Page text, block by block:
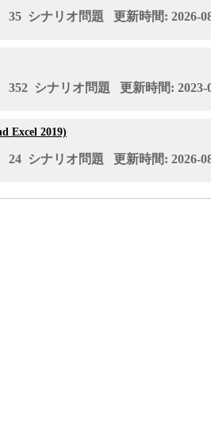
35 シナリオ問題 更新時間: 2026-
352 シナリオ問題 更新時間: 2023-
Excel 2019)
24 シナリオ問題 更新時間: 2026-